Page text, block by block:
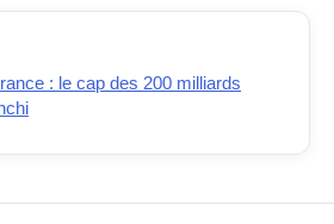
: le cap des 200 milliards